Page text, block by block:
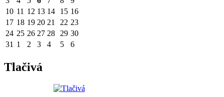
10 11 12 13 14 15 16
17 18 19 20 21 22 23
24 25 26 27 28 29 30
31 1 2 3 4 5 6
Tlačivá